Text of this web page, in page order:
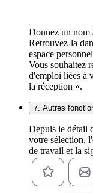
Donnez un nom
Retrouvez-la
espace
Vous souhaitez
d'emploi liées à
la réception ».
7. Autres
Depuis le détail
votre sélection,
de travail et la